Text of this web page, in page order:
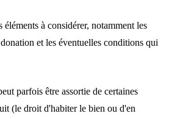
à considérer, notamment les
et les éventuelles conditions qui
parfois être assortie de certaines
(le droit d'habiter le bien ou d'en